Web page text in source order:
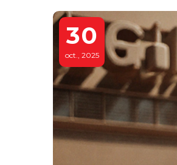
30
oct., 2025